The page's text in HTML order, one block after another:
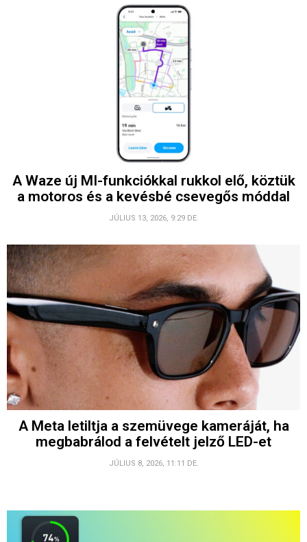
A Waze új MI-funkciókkal rukkol elő, köztük
a motoros és a kevésbé csevegős móddal
JÚLIUS 13, 2026, 9:29 DE.
A Meta letiltja a szemüvege kameráját, ha
megbabrálod a felvételt jelző LED-et
JÚLIUS 8, 2026, 11:11 DE.